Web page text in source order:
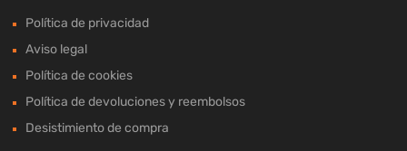
Política de privacidad
Aviso legal
Política de cookies
Política de devoluciones y reembolsos
Desistimiento de compra